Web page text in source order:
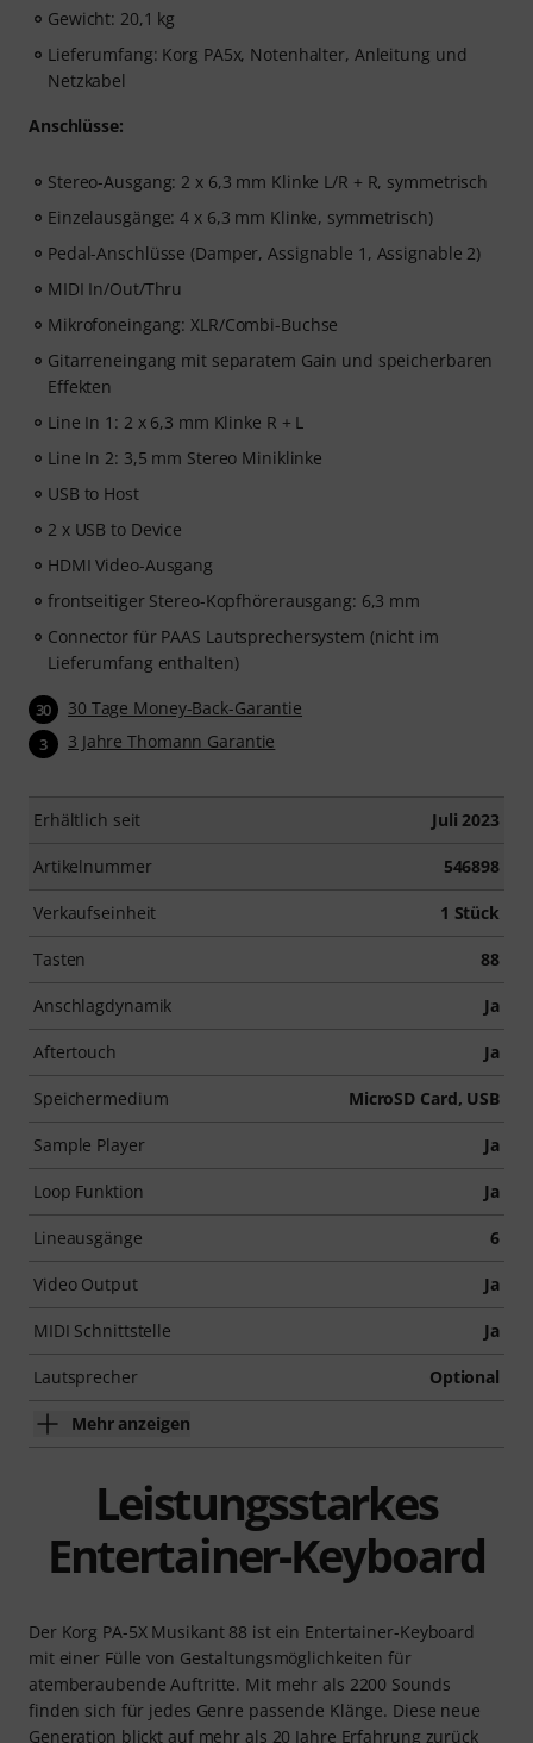
Gewicht: 20,1 kg
Lieferumfang: Korg PA5x, Notenhalter, Anleitung und
Netzkabel
Anschlüsse:
Stereo-Ausgang: 2 x 6,3 mm Klinke L/R + R, symmetrisch
Einzelausgänge: 4 x 6,3 mm Klinke, symmetrisch)
Pedal-Anschlüsse (Damper, Assignable 1, Assignable 2)
MIDI In/Out/Thru
Mikrofoneingang: XLR/Combi-Buchse
Gitarreneingang mit separatem Gain und speicherbaren
Effekten
Line In 1: 2 x 6,3 mm Klinke R + L
Line In 2: 3,5 mm Stereo Miniklinke
USB to Host
2 x USB to Device
HDMI Video-Ausgang
frontseitiger Stereo-Kopfhörerausgang: 6,3 mm
Connector für PAAS Lautsprechersystem (nicht im
Lieferumfang enthalten)
30 30 Tage Money-Back-Garantie
3 3 Jahre Thomann Garantie
Erhältlich seit Juli 2023
Artikelnummer 546898
Verkaufseinheit 1 Stück
Tasten 88
Anschlagdynamik Ja
Aftertouch Ja
Speichermedium MicroSD Card, USB
Sample Player Ja
Loop Funktion Ja
Lineausgänge 6
Video Output Ja
MIDI Schnittstelle Ja
Lautsprecher Optional
Mehr anzeigen
Leistungsstarkes
Entertainer-Keyboard
Der Korg PA-5X Musikant 88 ist ein Entertainer-Keyboard
mit einer Fülle von Gestaltungsmöglichkeiten für
atemberaubende Auftritte. Mit mehr als 2200 Sounds
finden sich für jedes Genre passende Klänge. Diese neue
Generation blickt auf mehr als 20 Jahre Erfahrung zurück